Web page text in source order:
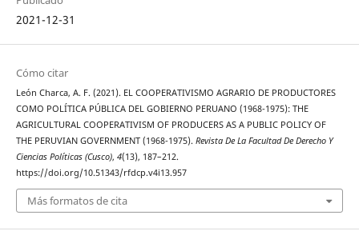
2021-12-31
Cómo citar
León Charca, A. F. (2021). EL COOPERATIVISMO AGRARIO DE PRODUCTORES
COMO POLÍTICA PÚBLICA DEL GOBIERNO PERUANO (1968-1975): THE
AGRICULTURAL COOPERATIVISM OF PRODUCERS AS A PUBLIC POLICY OF
THE PERUVIAN GOVERNMENT (1968-1975). Revista De La Facultad De Derecho Y
Ciencias Políticas (Cusco), 4(13), 187–212.
https://doi.org/10.51343/rfdcp.v4i13.957
Más formatos de cita